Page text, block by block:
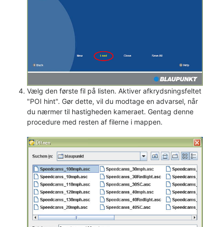
Vælg den første fil på listen. Aktiver afkrydsningsfeltet
"POI hint". Gør dette, vil du modtage en advarsel, når
du nærmer til hastigheden kameraet. Gentag denne
procedure med resten af filerne i mappen.